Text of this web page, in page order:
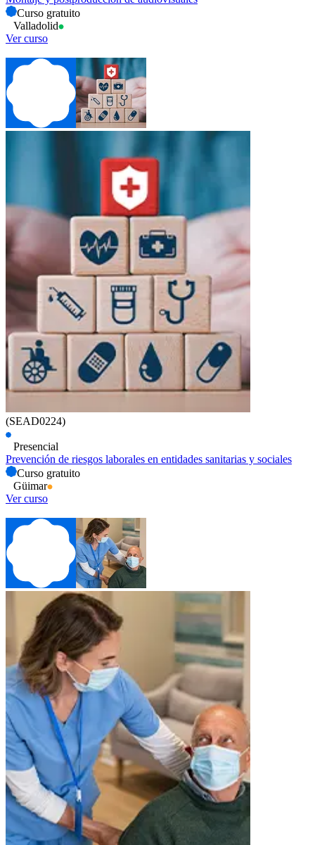
Curso gratuito
Valladolid
Ver curso
(SEAD0224)
Presencial
Prevención de riesgos laborales en entidades sanitarias y sociales
Curso gratuito
Güimar
Ver curso